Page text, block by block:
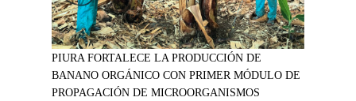
PIURA FORTALECE LA PRODUCCIÓN DE
BANANO ORGÁNICO CON PRIMER MÓDULO DE
PROPAGACIÓN DE MICROORGANISMOS